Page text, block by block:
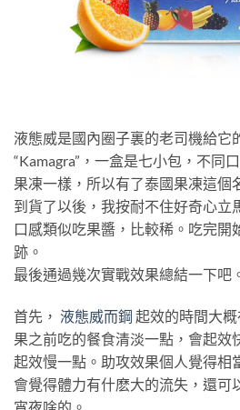
液態威是國內圈子裏的老司機給它
“Kamagra”，一盒是七小包，不同
果凍一樣，所以有了泰國果凍這個
到貨了以後，我按耐不住好奇心立
口感類似吃果醬，比較稀。吃完開
跡。
最後通過幾次實戰效果總結一下吧
首先， 液態威而鋼 起效的時間大
果之前吃的餐食清淡一點，會起效
起效慢一點。助攻效果個人覺得相
會覺得體力有什麽大的流失，還可